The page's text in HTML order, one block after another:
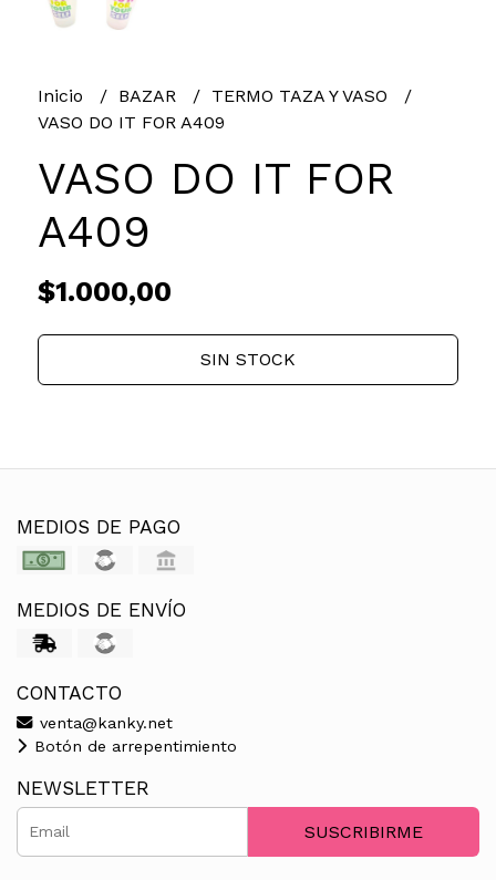
Inicio BAZAR
TERMO TAZA Y VASO
VASO DO IT FOR A409
VASO DO IT FOR
A409
$1.000,00
SIN STOCK
MEDIOS DE PAGO
MEDIOS DE ENVÍO
CONTACTO
venta@kanky.net
Botón de arrepentimiento
NEWSLETTER
SUSCRIBIRME